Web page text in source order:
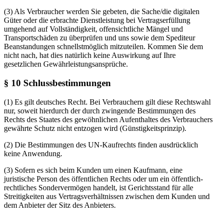
(3) Als Verbraucher werden Sie gebeten, die Sache/die digitalen
Güter oder die erbrachte Dienstleistung bei Vertragserfüllung
umgehend auf Vollständigkeit, offensichtliche Mängel und
Transportschäden zu überprüfen und uns sowie dem Spediteur
Beanstandungen schnellstmöglich mitzuteilen. Kommen Sie dem
nicht nach, hat dies natürlich keine Auswirkung auf Ihre
gesetzlichen Gewährleistungsansprüche.
§ 10 Schlussbestimmungen
(1) Es gilt deutsches Recht. Bei Verbrauchern gilt diese Rechtswahl
nur, soweit hierdurch der durch zwingende Bestimmungen des
Rechts des Staates des gewöhnlichen Aufenthaltes des Verbrauchers
gewährte Schutz nicht entzogen wird (Günstigkeitsprinzip).
(2) Die Bestimmungen des UN-Kaufrechts finden ausdrücklich
keine Anwendung.
(3) Sofern es sich beim Kunden um einen Kaufmann, eine
juristische Person des öffentlichen Rechts oder um ein öffentlich-
rechtliches Sondervermögen handelt, ist Gerichtsstand für alle
Streitigkeiten aus Vertragsverhältnissen zwischen dem Kunden und
dem Anbieter der Sitz des Anbieters.